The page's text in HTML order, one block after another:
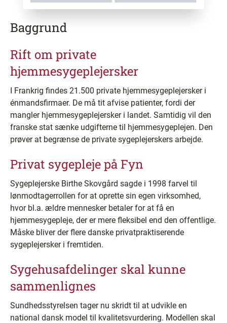
Baggrund
Rift om private
hjemmesygeplejersker
I Frankrig findes 21.500 private hjemmesygeplejersker i
énmandsfirmaer. De må tit afvise patienter, fordi der
mangler hjemmesygeplejersker i landet. Samtidig vil den
franske stat sænke udgifterne til hjemmesygeplejen. Den
prøver at begrænse de private sygeplejerskers arbejde.
Privat sygepleje på Fyn
Sygeplejerske Birthe Skovgård sagde i 1998 farvel til
lønmodtagerrollen for at oprette sin egen virksomhed,
hvor bl.a. ældre mennesker betaler for at få en
hjemmesygepleje, der er mere fleksibel end den offentlige.
Måske bliver der flere danske privatpraktiserende
sygeplejersker i fremtiden.
Sygehusafdelinger skal kunne
sammenlignes
Sundhedsstyrelsen tager nu skridt til at udvikle en
national dansk model til kvalitetsvurdering. Modellen skal